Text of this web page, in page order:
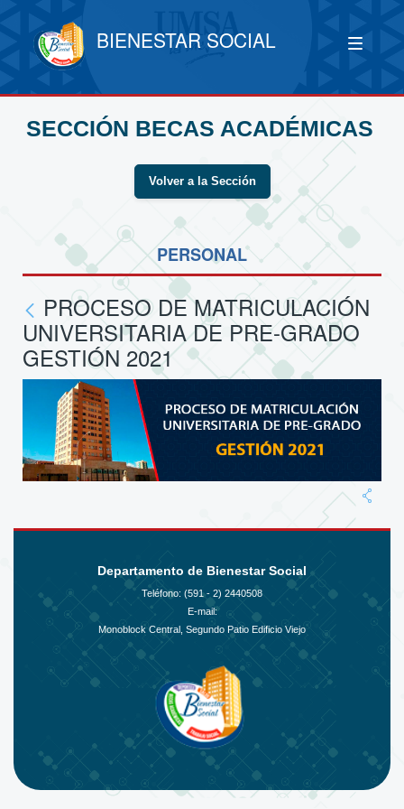
BIENESTAR SOCIAL
SECCIÓN BECAS ACADÉMICAS
Volver a la Sección
PERSONAL
PROCESO DE MATRICULACIÓN
UNIVERSITARIA DE PRE-GRADO
GESTIÓN 2021
Departamento de Bienestar Social
Teléfono: (591 - 2) 2440508
E-mail:
Monoblock Central, Segundo Patio Edificio Viejo